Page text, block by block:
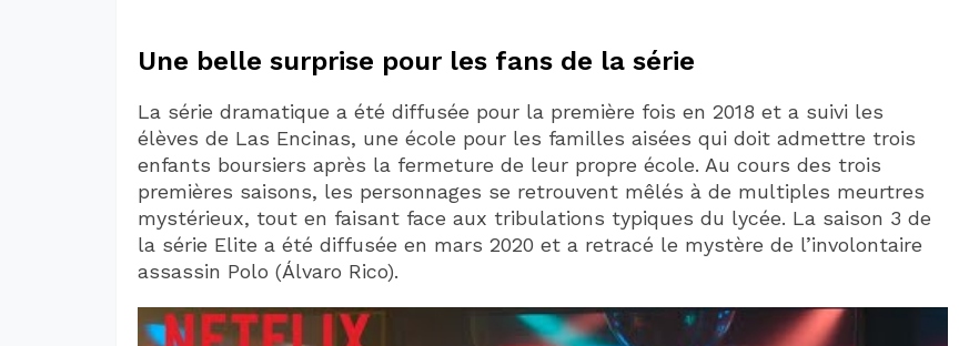
Une belle surprise pour les fans de la série
La série dramatique a été diffusée pour la première fois en 2018 et a suivi les
élèves de Las Encinas, une école pour les familles aisées qui doit admettre trois
enfants boursiers après la fermeture de leur propre école. Au cours des trois
premières saisons, les personnages se retrouvent mêlés à de multiples meurtres
mystérieux, tout en faisant face aux tribulations typiques du lycée. La saison 3 de
la série Elite a été diffusée en mars 2020 et a retracé le mystère de l’involontaire
assassin Polo (Álvaro Rico).